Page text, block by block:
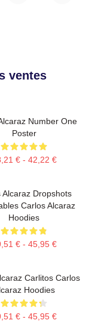
ventes
Number One
Poster
€ - 42,22 €
Alcaraz Dropshots
Carlos Alcaraz
Hoodies
€ - 45,95 €
Carlitos Carlos
Hoodies
€ - 45,95 €